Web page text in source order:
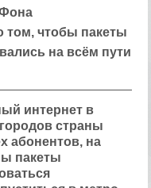
том, чтобы пакеты
на всём пути
интернет в
страны
абонентов, на
пакеты